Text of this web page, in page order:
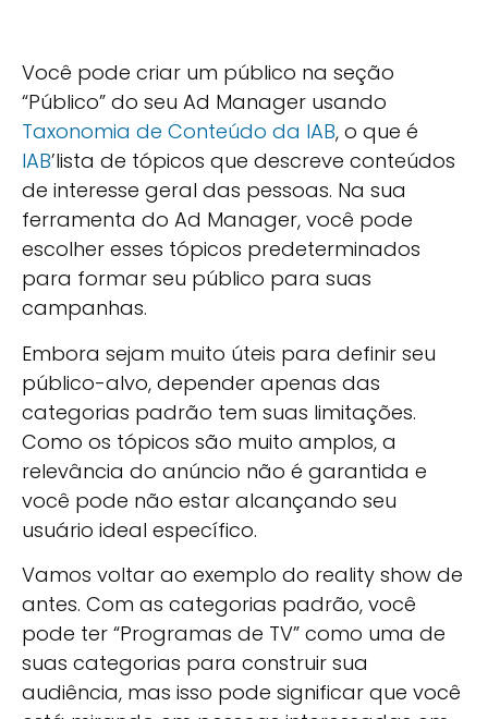
Você pode criar um público na seção
“Público” do seu Ad Manager usando
Taxonomia de Conteúdo da IAB, o que é
IAB’lista de tópicos que descreve conteúdos
de interesse geral das pessoas. Na sua
ferramenta do Ad Manager, você pode
escolher esses tópicos predeterminados
para formar seu público para suas
campanhas.
Embora sejam muito úteis para definir seu
público-alvo, depender apenas das
categorias padrão tem suas limitações.
Como os tópicos são muito amplos, a
relevância do anúncio não é garantida e
você pode não estar alcançando seu
usuário ideal específico.
Vamos voltar ao exemplo do reality show de
antes. Com as categorias padrão, você
pode ter “Programas de TV” como uma de
suas categorias para construir sua
audiência, mas isso pode significar que você